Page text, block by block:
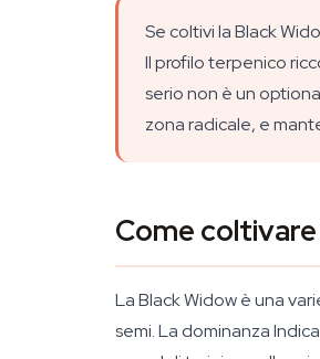
Se coltivi la Black
Il profilo terpenico
serio non è un
zona radicale, e
Come
La Black Widow è una
semi. La dominanza